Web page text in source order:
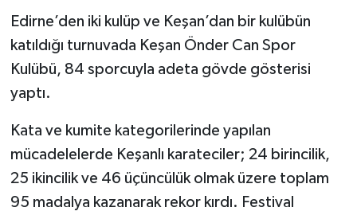
Edirne’den iki kulüp ve Keşan’dan bir kulübün
katıldığı turnuvada Keşan Önder Can Spor
Kulübü, 84 sporcuyla adeta gövde gösterisi
yaptı.
Kata ve kumite kategorilerinde yapılan
mücadelelerde Keşanlı karateciler; 24 birincilik,
25 ikincilik ve 46 üçüncülük olmak üzere toplam
95 madalya kazanarak rekor kırdı. Festival